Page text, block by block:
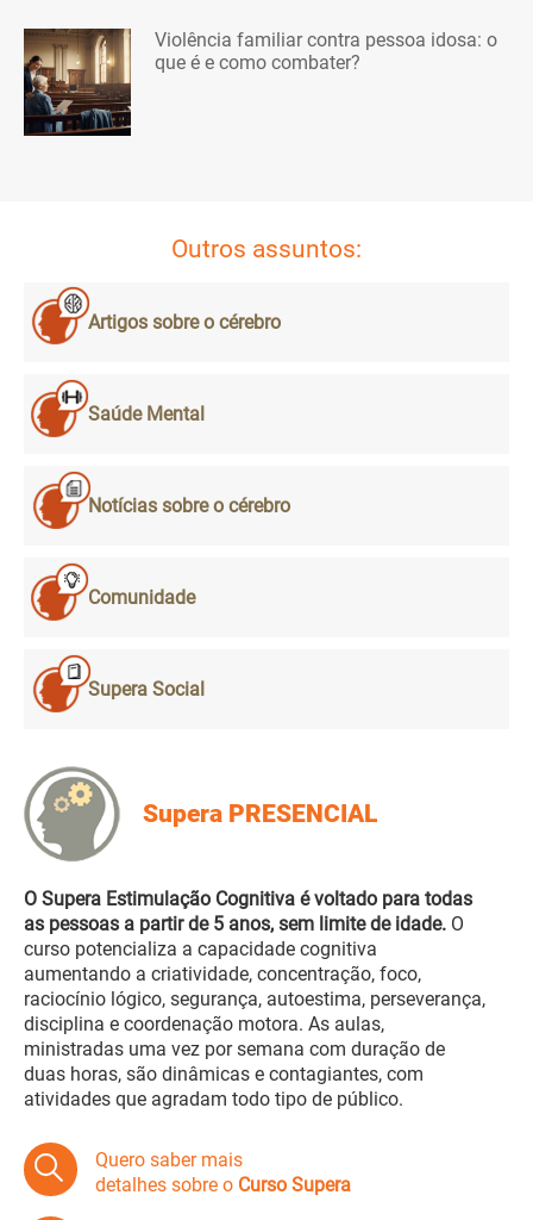
Violência familiar contra pessoa idosa: o
que é e como combater?
Outros assuntos:
Artigos sobre o cérebro
Saúde Mental
Notícias sobre o cérebro
Comunidade
Supera Social
Supera PRESENCIAL
O Supera Estimulação Cognitiva é voltado para todas
as pessoas a partir de 5 anos, sem limite de idade. O
curso potencializa a capacidade cognitiva
aumentando a criatividade, concentração, foco,
raciocínio lógico, segurança, autoestima, perseverança,
disciplina e coordenação motora. As aulas,
ministradas uma vez por semana com duração de
duas horas, são dinâmicas e contagiantes, com
atividades que agradam todo tipo de público.
Quero saber mais
detalhes sobre o Curso Supera